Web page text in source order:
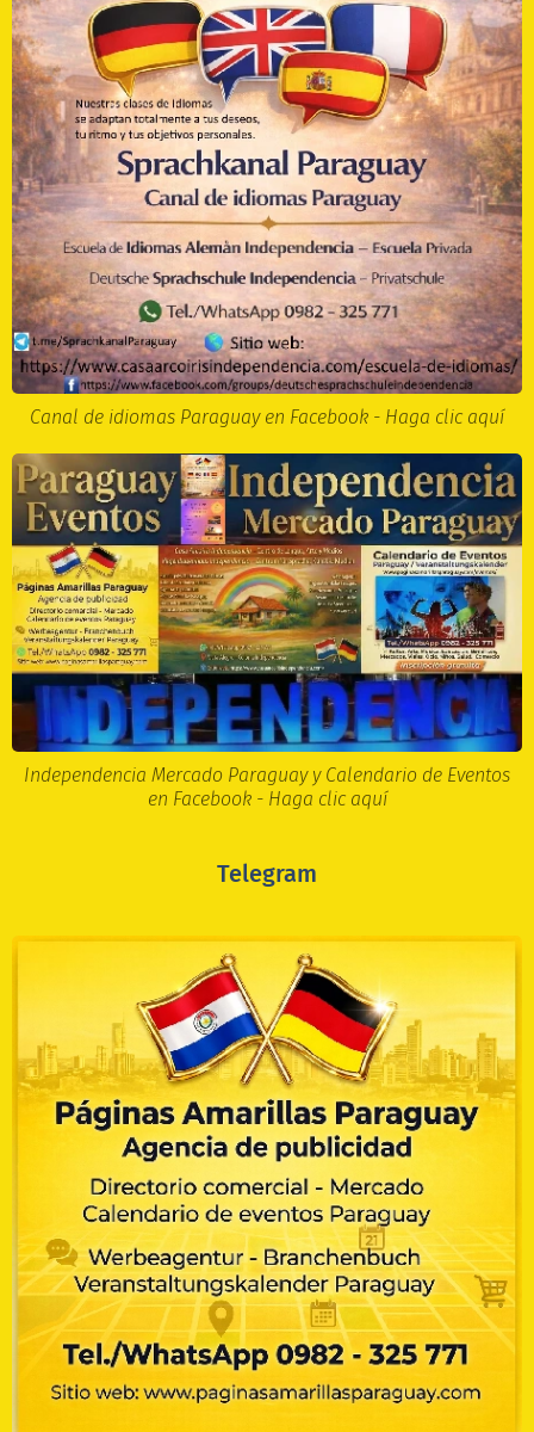
Canal de idiomas Paraguay en Facebook - Haga clic aquí
Independencia Mercado Paraguay y Calendario de Eventos
en Facebook - Haga clic aquí
Telegram